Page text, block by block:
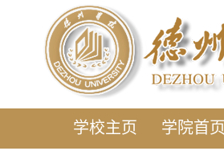
学校主页 学院首页